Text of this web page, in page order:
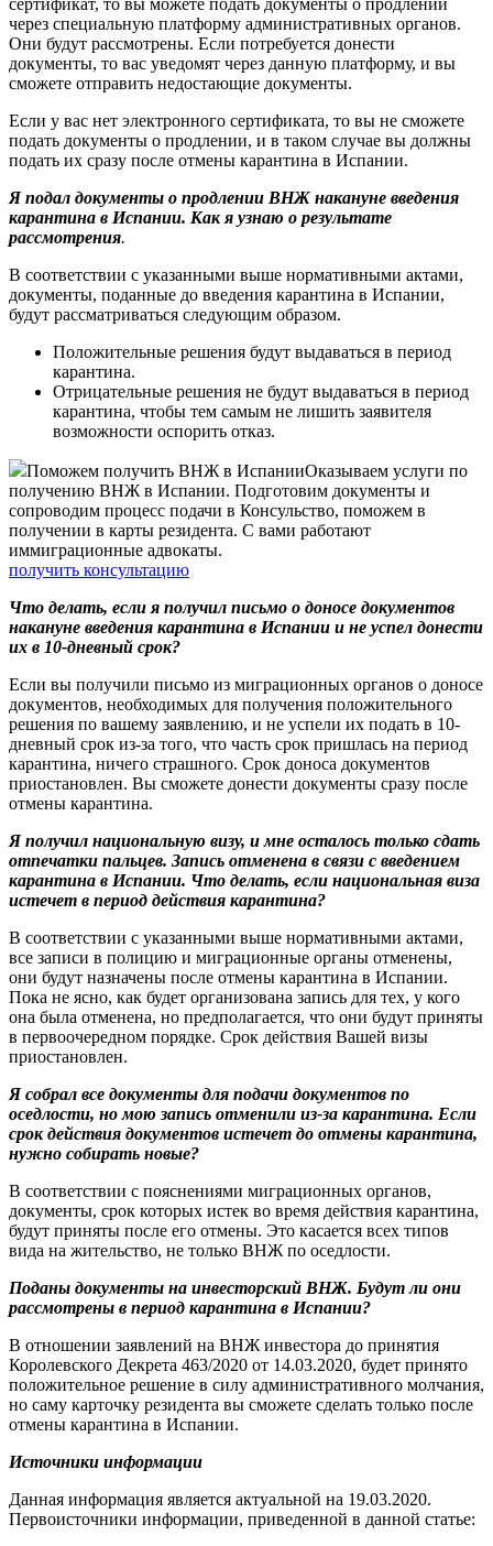
сертификат, то вы можете подать документы о продлении
через специальную платформу административных органов.
Они будут рассмотрены. Если потребуется донести
документы, то вас уведомят через данную платформу, и вы
сможете отправить недостающие документы.
Если у вас нет электронного сертификата, то вы не сможете
подать документы о продлении, и в таком случае вы должны
подать их сразу после отмены карантина в Испании.
Я подал документы о продлении ВНЖ накануне введения
карантина в Испании. Как я узнаю о результате
рассмотрения.
В соответствии с указанными выше нормативными актами,
документы, поданные до введения карантина в Испании,
будут рассматриваться следующим образом.
Положительные решения будут выдаваться в период
карантина.
Отрицательные решения не будут выдаваться в период
карантина, чтобы тем самым не лишить заявителя
возможности оспорить отказ.
Поможем получить ВНЖ в ИспанииОказываем услуги по
получению ВНЖ в Испании. Подготовим документы и
сопроводим процесс подачи в Консульство, поможем в
получении в карты резидента. С вами работают
иммиграционные адвокаты.
получить консультацию
Что делать, если я получил письмо о доносе документов
накануне введения карантина в Испании и не успел донести
их в 10-дневный срок?
Если вы получили письмо из миграционных органов о доносе
документов, необходимых для получения положительного
решения по вашему заявлению, и не успели их подать в 10-
дневный срок из-за того, что часть срок пришлась на период
карантина, ничего страшного. Срок доноса документов
приостановлен. Вы сможете донести документы сразу после
отмены карантина.
Я получил национальную визу, и мне осталось только сдать
отпечатки пальцев. Запись отменена в связи с введением
карантина в Испании. Что делать, если национальная виза
истечет в период действия карантина?
В соответствии с указанными выше нормативными актами,
все записи в полицию и миграционные органы отменены,
они будут назначены после отмены карантина в Испании.
Пока не ясно, как будет организована запись для тех, у кого
она была отменена, но предполагается, что они будут приняты
в первоочередном порядке. Срок действия Вашей визы
приостановлен.
Я собрал все документы для подачи документов по
оседлости, но мою запись отменили из-за карантина. Если
срок действия документов истечет до отмены карантина,
нужно собирать новые?
В соответствии с пояснениями миграционных органов,
документы, срок которых истек во время действия карантина,
будут приняты после его отмены. Это касается всех типов
вида на жительство, не только ВНЖ по оседлости.
Поданы документы на инвесторский ВНЖ. Будут ли они
рассмотрены в период карантина в Испании?
В отношении заявлений на ВНЖ инвестора до принятия
Королевского Декрета 463/2020 от 14.03.2020, будет принято
положительное решение в силу административного молчания,
но саму карточку резидента вы сможете сделать только после
отмены карантина в Испании.
Источники информации
Данная информация является актуальной на 19.03.2020.
Первоисточники информации, приведенной в данной статье: